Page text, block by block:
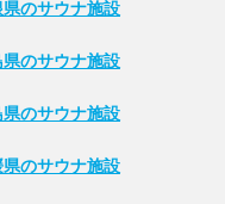
県のサウナ施設
県のサウナ施設
県のサウナ施設
県のサウナ施設